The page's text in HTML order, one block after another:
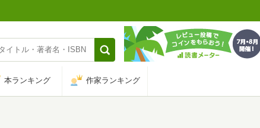
本ランキング 作家ランキング